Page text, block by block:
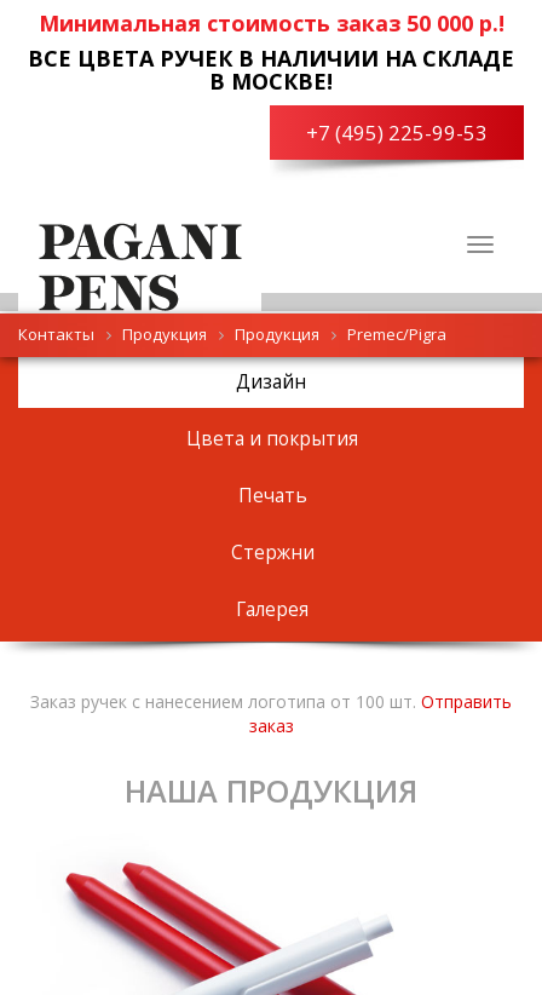
Минимальная стоимость заказ 50 000 р.!
ВСЕ ЦВЕТА РУЧЕК В НАЛИЧИИ НА СКЛАДЕ
В МОСКВЕ!
+7 (495) 225-99-53
Toggle
Контакты Продукция Продукция Premec/Pigra
Дизайн
Цвета и покрытия
Печать
Стержни
Галерея
Заказ ручек с нанесением логотипа от 100 шт. Отправить
заказ
НАША ПРОДУКЦИЯ